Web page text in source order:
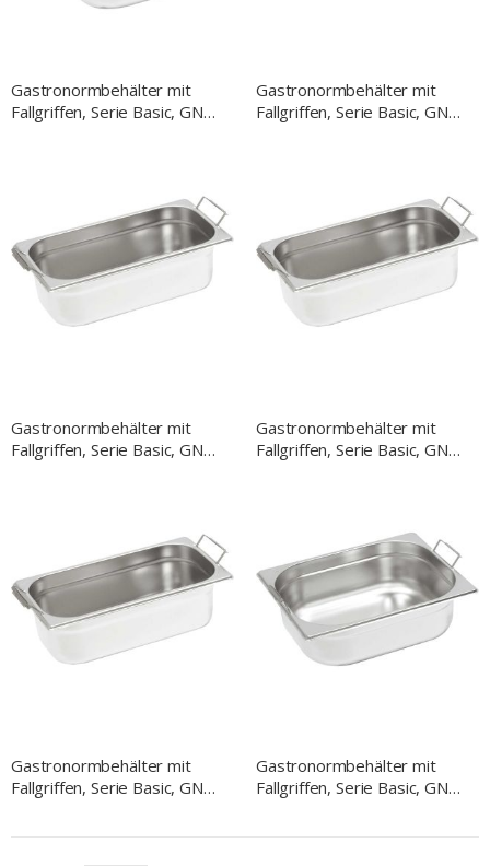
Gastronormbehälter mit
Fallgriffen, Serie Basic, GN
Gastronormbehälter mit
Fallgriffen, Serie Basic, GN
Gastronormbehälter mit
Fallgriffen, Serie Basic, GN
Gastronormbehälter mit
Fallgriffen, Serie Basic, GN
Gastronormbehälter mit
Fallgriffen, Serie Basic, GN
Gastronormbehälter mit
Fallgriffen, Serie Basic, GN